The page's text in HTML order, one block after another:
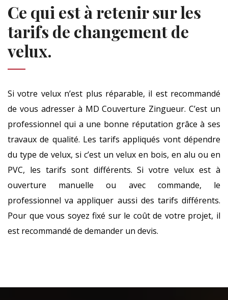
Ce qui est à retenir sur les
tarifs de changement de
velux.
Si votre velux n’est plus réparable, il est recommandé
de vous adresser à MD Couverture Zingueur. C’est un
professionnel qui a une bonne réputation grâce à ses
travaux de qualité. Les tarifs appliqués vont dépendre
du type de velux, si c’est un velux en bois, en alu ou en
PVC, les tarifs sont différents. Si votre velux est à
ouverture manuelle ou avec commande, le
professionnel va appliquer aussi des tarifs différents.
Pour que vous soyez fixé sur le coût de votre projet, il
est recommandé de demander un devis.